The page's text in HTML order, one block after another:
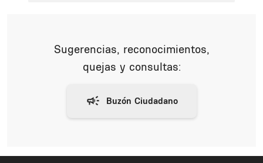
Sugerencias, reconocimientos,
quejas y consultas: